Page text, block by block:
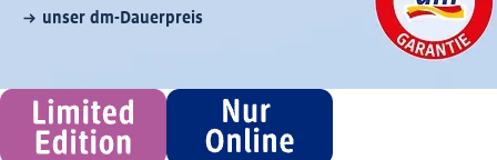
unser dm-Dauerpreis